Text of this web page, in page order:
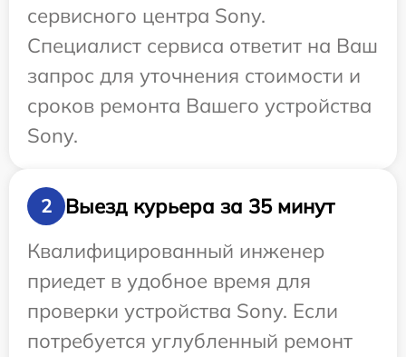
сервисного центра Sony.
Специалист сервиса ответит на Ваш
запрос для уточнения стоимости и
сроков ремонта Вашего устройства
Sony.
2
Выезд курьера за 35 минут
Квалифицированный инженер
приедет в удобное время для
проверки устройства Sony. Если
потребуется углубленный ремонт